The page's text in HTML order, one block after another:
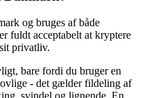
og bruges af både
fuldt acceptabelt at kryptere
privatliv.
bare fordi du bruger en
- det gælder fildeling af